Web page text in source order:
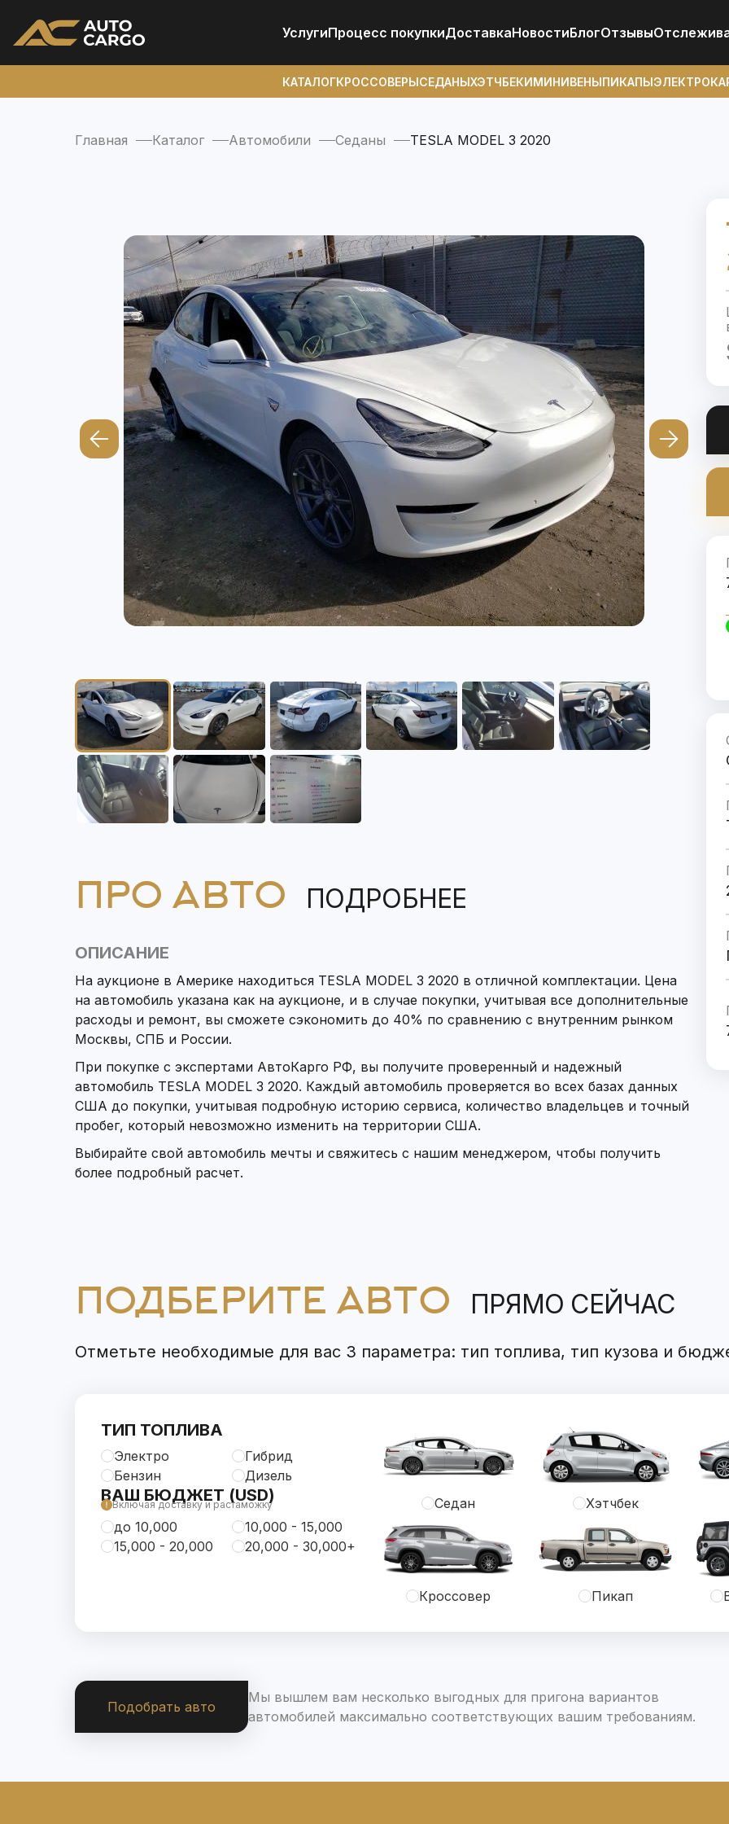
УслугиПроцесс покупкиДоставкаНовостиБлогОтзывы
КАТАЛОГКРОССОВЕРЫСЕДАНЫХЭТЧБЕКИМИНИВЕНЫПИКАПЫ
Главная Каталог Автомобили Седаны TESLA MODEL 3 2020
ПРО АВТО ПОДРОБНЕЕ
ОПИСАНИЕ
На аукционе в Америке находиться TESLA MODEL 3 2020 в отличной комплектации. Цена
на автомобиль указана как на аукционе, и в случае покупки, учитывая все дополнительные
расходы и ремонт, вы сможете сэкономить до 40% по сравнению с внутренним рынком
Москвы, СПБ и России.
При покупке с экспертами АвтоКарго РФ, вы получите проверенный и надежный
автомобиль TESLA MODEL 3 2020. Каждый автомобиль проверяется во всех базах данных
США до покупки, учитывая подробную историю сервиса, количество владельцев и точный
пробег, который невозможно изменить на территории США.
Выбирайте свой автомобиль мечты и свяжитесь с нашим менеджером, чтобы получить
более подробный расчет.
ПОДБЕРИТЕ АВТО ПРЯМО СЕЙЧАС
Отметьте необходимые для вас 3 параметра: тип топлива, тип кузова и
ТИП ТОПЛИВА
Электро
Гибрид
Бензин
Дизель
ВАШ БЮДЖЕТ (USD)
Включая доставку и растаможку
до 10,000
10,000 - 15,000
15,000 - 20,000
20,000 - 30,000+
Седан Хэтчбек
Кроссовер Пикап
Подобрать авто
Мы вышлем вам несколько выгодных для пригона вариантов
автомобилей максимально соответствующих вашим требованиям.